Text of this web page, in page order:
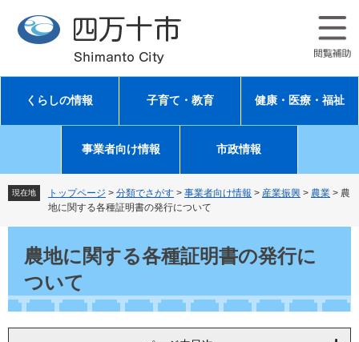
先
す
を
し
文
くらしの情報 子育て・教育 健康・医療・福祉
事業者向け情報 市政情報
現在地 トップページ > 分類でさがす > 事業者向け情報 > 産業振興 > 農業 > 農
地に関する各種証明書の発行について
農地に関する各種証明書の発行に
ついて